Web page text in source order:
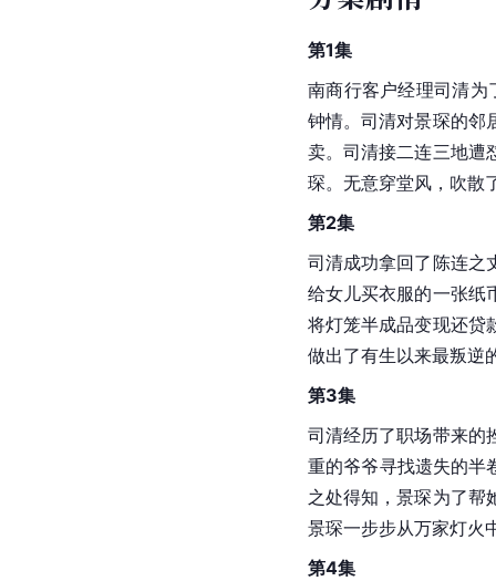
第1集
南商行客户经理司清
钟情。司清对景琛的邻
卖。司清接二连三地遭
琛。无意穿堂风，吹散
第2集
司清成功拿回了陈连之
给女儿买衣服的一张纸
将灯笼半成品变现还贷
做出了有生以来最叛逆
第3集
司清经历了职场带来的
重的爷爷寻找遗失的半
之处得知，景琛为了帮
景琛一步步从万家灯火
第4集